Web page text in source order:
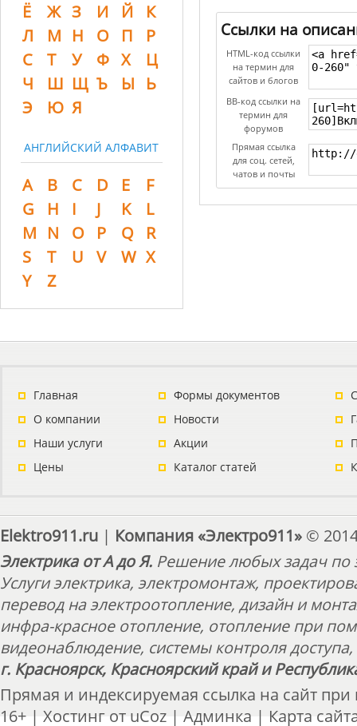
Ё
Ж З И Й
К
Л
М Н О П
Р
С
Т У Ф Х
Ц
Ч
Ш Щ Ъ Ы
Ь
Э
Ю Я
АНГЛИЙСКИЙ АЛФАВИТ
A B C D E
F
G
H I J K
L
M N O P Q
R
S
T U V W X
Y
Z
Ссылки на
HTML-код ссылки
на термин для
сайтов и блогов
BB-код ссылки на
термин для
форумов
Прямая ссылка
для соц. сетей,
чатов и почты
Главная
О компании
Наши услуги
Цены
Формы документов
Новости
Акции
Каталог статей
Elektro911.ru | Компания «Электро911» ©
Электрика от А до Я. Решение любых задач по
Услуги электрика, электромонтаж,
перевод на электроотопление, дизайн и
инфра-красное отопление, отопление при
видеонаблюдение, системы контроля
г. Красноярск, Красноярский край и
Прямая и индексируемая ссылка на сайт
16+ | Хостинг от uCoz | Админка | Карта